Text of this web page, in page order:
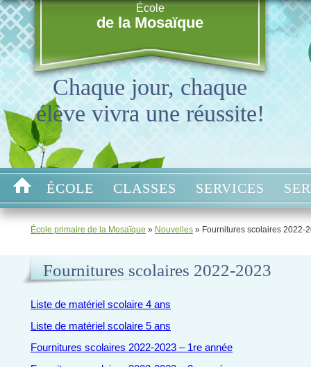
École
de la Mosaïque
Chaque jour, chaque
élève vivra une réussite!
ÉCOLE CLASSES SERVICES
École primaire de la Mosaïque » Nouvelles » Fournitures scolaires 2022-
Fournitures scolaires 2022-2023
Liste de matériel scolaire 4 ans
Liste de matériel scolaire 5 ans
Fournitures scolaires 2022-2023 – 1re année